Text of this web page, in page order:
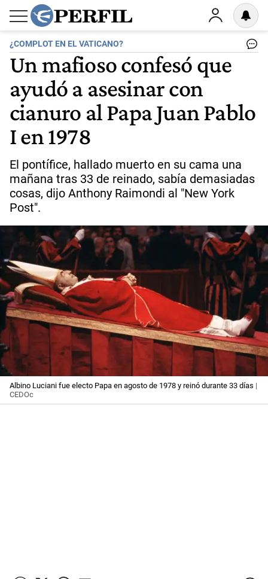
¿COMPLOT EN EL VATICANO?
Un mafioso confesó que
ayudó a asesinar con
cianuro al Papa Juan Pablo
I en 1978
El pontífice, hallado muerto en su cama una
mañana tras 33 de reinado, sabía demasiadas
cosas, dijo Anthony Raimondi al "New York
Post".
Albino Luciani fue electo Papa en agosto de 1978 y reinó durante 33 días |
CEDOc